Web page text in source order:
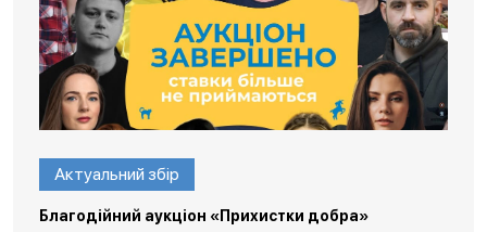
Актуальний збір
Благодійний аукціон «Прихистки добра»